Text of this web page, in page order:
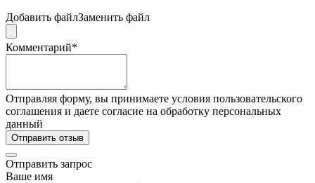
Добавить файлЗаменить файл
Комментарий*
Отправляя форму, вы принимаете условия пользовательского
соглашения и даете согласие на обработку персональных
данный
Отправить отзыв
Отправить запрос
Ваше имя